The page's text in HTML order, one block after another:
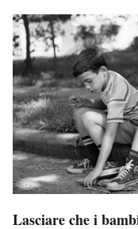
Lasciare che i